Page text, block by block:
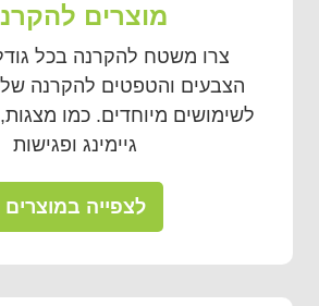
מוצרים
צרו משטח להקרנה בכל
הצבעים והטפטים להקרנה
לשימושים מיוחדים. כמו מצגות,
גיימינג ופגישות
לצפייה במוצרים